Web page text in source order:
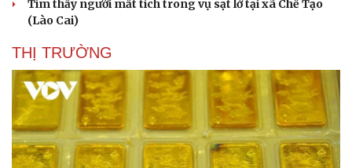
Lịch thi đấu bóng đá
Thế giới thể thao
Hậu trường
Xe máy
Tìm thấy người mất tích trong vụ sạt lở tại xã Chế Tạo
(Lào Cai)
THỊ TRƯỜNG